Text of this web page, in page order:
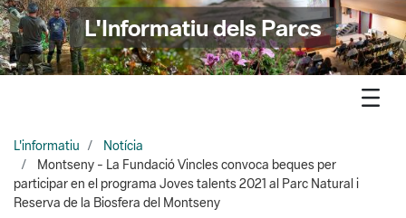
participar en el programa Joves talents 2021 al Parc Natural i
Reserva de la Biosfera del Montseny